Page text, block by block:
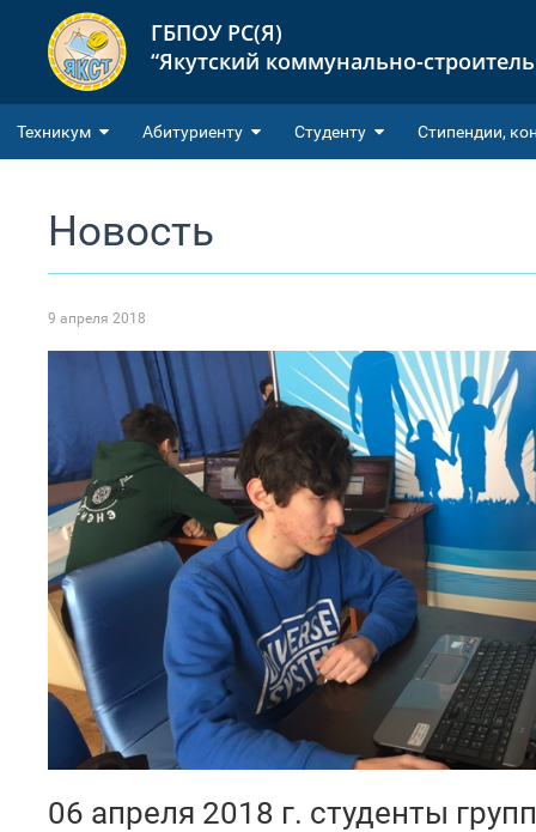
ГБПОУ РС(Я)
“Якутский коммунально-
Техникум Абитуриенту Студенту Cтипендии,
Новость
9 апреля 2018
06 апреля 2018 г. студенты